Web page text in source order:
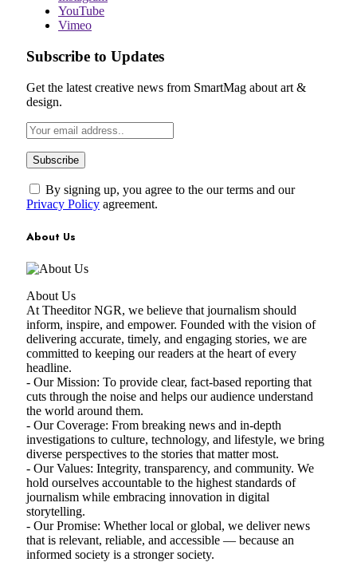
YouTube
Vimeo
Subscribe to Updates
Get the latest creative news from SmartMag about art &
design.
By signing up, you agree to the our terms and our
Privacy Policy agreement.
About Us
About Us
At Theeditor NGR, we believe that journalism should
inform, inspire, and empower. Founded with the vision of
delivering accurate, timely, and engaging stories, we are
committed to keeping our readers at the heart of every
headline.
- Our Mission: To provide clear, fact-based reporting that
cuts through the noise and helps our audience understand
the world around them.
- Our Coverage: From breaking news and in-depth
investigations to culture, technology, and lifestyle, we bring
diverse perspectives to the stories that matter most.
- Our Values: Integrity, transparency, and community. We
hold ourselves accountable to the highest standards of
journalism while embracing innovation in digital
storytelling.
- Our Promise: Whether local or global, we deliver news
that is relevant, reliable, and accessible — because an
informed society is a stronger society.